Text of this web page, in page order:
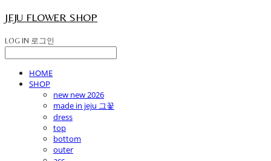
JEJU FLOWER SHOP
LOG IN 로그인
HOME
SHOP
new new 2026
made in jeju 그꽃
dress
top
bottom
outer